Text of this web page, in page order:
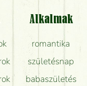
boltban?
Alkalmak
romantika
születésnap
babaszületés